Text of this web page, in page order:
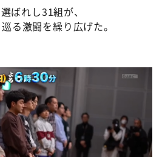
ばれし31組が、
る激闘を繰り広げた。